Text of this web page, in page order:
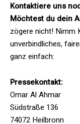
Kontaktiere uns
Möchtest du dein
zögere nicht! Nimm
unverbindliches,
ganz einfach:
Pressekontakt:
Omar Al Ahmar
Südstraße 136
74072 Heilbronn